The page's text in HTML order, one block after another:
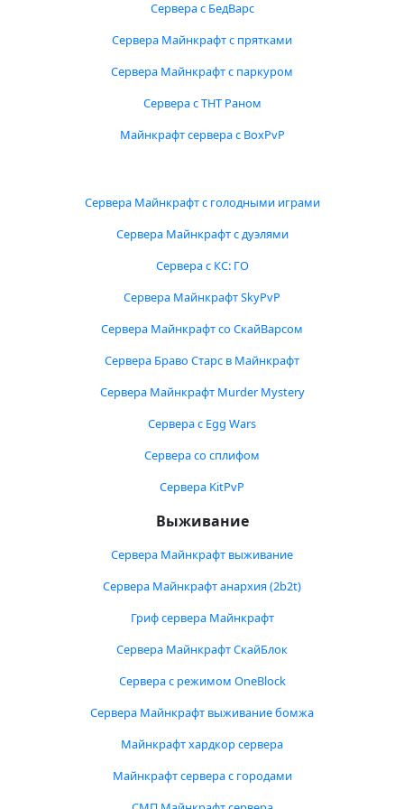
Сервера с БедВарс
Сервера Майнкрафт с прятками
Сервера Майнкрафт с паркуром
Сервера с ТНТ Раном
Майнкрафт сервера с BoxPvP
Сервера Майнкрафт с голодными играми
Сервера Майнкрафт с дуэлями
Сервера с КС: ГО
Сервера Майнкрафт SkyPvP
Сервера Майнкрафт со СкайВарсом
Сервера Браво Старс в Майнкрафт
Сервера Майнкрафт Murder Mystery
Сервера с Egg Wars
Сервера со сплифом
Сервера KitPvP
Выживание
Сервера Майнкрафт выживание
Сервера Майнкрафт анархия (2b2t)
Гриф сервера Майнкрафт
Сервера Майнкрафт СкайБлок
Сервера с режимом OneBlock
Сервера Майнкрафт выживание бомжа
Майнкрафт хардкор сервера
Майнкрафт сервера с городами